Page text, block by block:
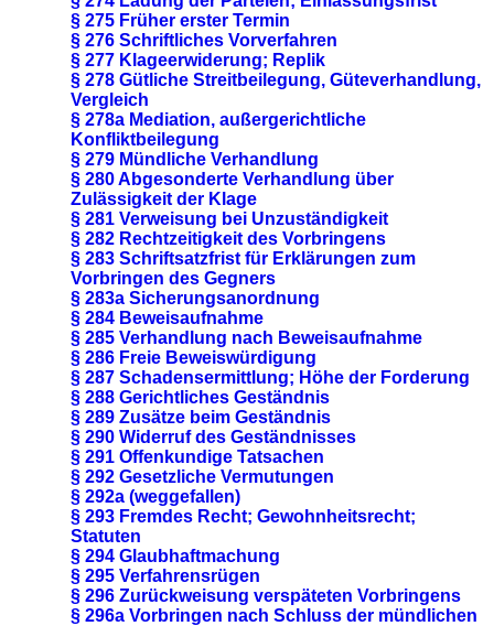
§ 275 Früher erster Termin
§ 276 Schriftliches Vorverfahren
§ 277 Klageerwiderung; Replik
§ 278 Gütliche Streitbeilegung, Güteverhandlung,
Vergleich
§ 278a Mediation, außergerichtliche
Konfliktbeilegung
§ 279 Mündliche Verhandlung
§ 280 Abgesonderte Verhandlung über
Zulässigkeit der Klage
§ 281 Verweisung bei Unzuständigkeit
§ 282 Rechtzeitigkeit des Vorbringens
§ 283 Schriftsatzfrist für Erklärungen zum
Vorbringen des Gegners
§ 283a Sicherungsanordnung
§ 284 Beweisaufnahme
§ 285 Verhandlung nach Beweisaufnahme
§ 286 Freie Beweiswürdigung
§ 287 Schadensermittlung; Höhe der Forderung
§ 288 Gerichtliches Geständnis
§ 289 Zusätze beim Geständnis
§ 290 Widerruf des Geständnisses
§ 291 Offenkundige Tatsachen
§ 292 Gesetzliche Vermutungen
§ 292a (weggefallen)
§ 293 Fremdes Recht; Gewohnheitsrecht;
Statuten
§ 294 Glaubhaftmachung
§ 295 Verfahrensrügen
§ 296 Zurückweisung verspäteten Vorbringens
§ 296a Vorbringen nach Schluss der mündlichen